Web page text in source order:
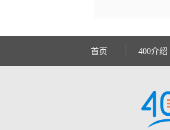
首页 400介绍